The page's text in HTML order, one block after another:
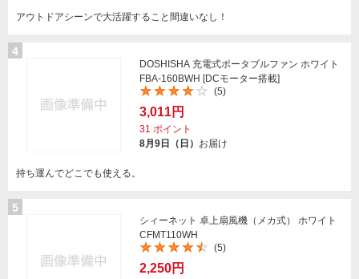
アウトドアシーンで大活躍すること間違いなし！
4
DOSHISHA 充電式ポータブルファン ホワイト
FBA-160BWH [DCモーター搭載]
(5)
3,011円
31 ポイント
8月9日（日） お届け
持ち運んでどこでも使える。
5
シィーネット 卓上扇風機（メカ式） ホワイト
CFMT110WH
(5)
2,250円